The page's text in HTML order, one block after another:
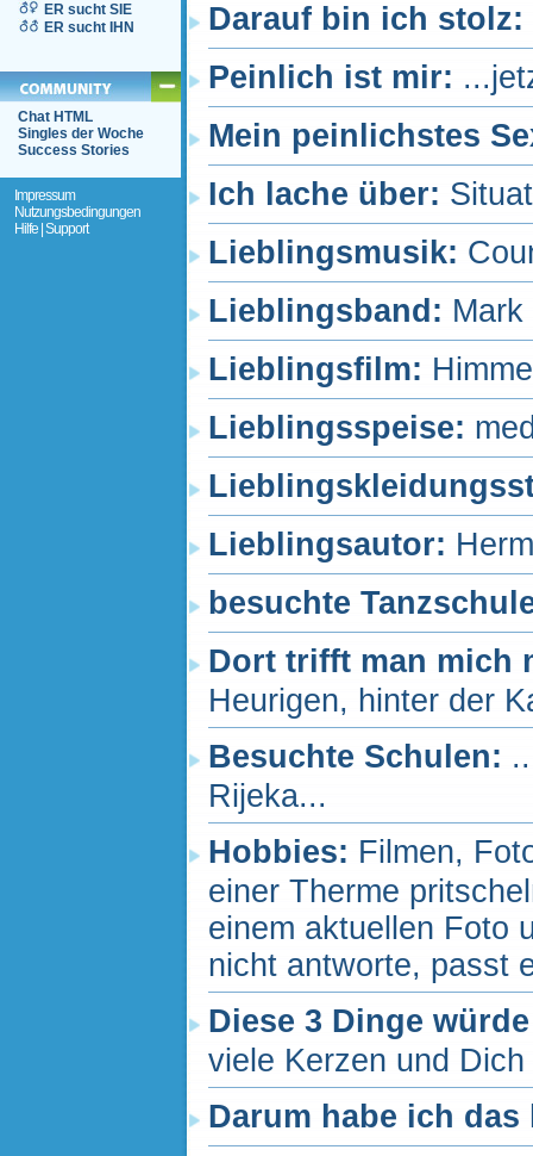
ER sucht SIE
ER sucht IHN
Chat HTML
Singles der Woche
Success Stories
Impressum
Nutzungsbedingungen
Hilfe | Support
Darauf bin ich stolz:
Peinlich ist mir:
Mein peinlichstes
Ich lache über:
Lieblingsmusik:
Lieblingsband:
Lieblingsfilm:
Lieblingsspeise:
Lieblingsautor:
besuchte
Dort trifft man mich
Heurigen, hinter der
Besuchte Schulen:
Rijeka...
Hobbies: Filmen,
einer Therme
einem aktuellen Foto
nicht antworte, passt
Diese 3 Dinge
viele Kerzen und Dich
Darum habe ich